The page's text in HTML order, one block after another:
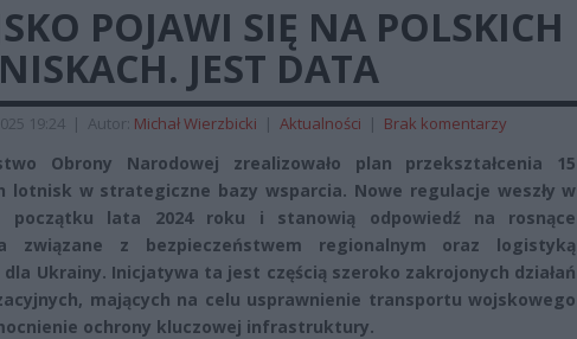
POJAWI SIĘ NA POLSKICH
JEST DATA
19:24 | Autor: Michał Wierzbicki | Aktualności | Brak komentarzy
Obrony Narodowej zrealizowało plan przekształcenia 15
lotnisk w strategiczne bazy wsparcia. Nowe regulacje weszły w
początku lata 2024 roku i stanowią odpowiedź na rosnące
związane z bezpieczeństwem regionalnym oraz logistyką
Ukrainy. Inicjatywa ta jest częścią szeroko zakrojonych działań
mających na celu usprawnienie transportu wojskowego
ochrony kluczowej infrastruktury.